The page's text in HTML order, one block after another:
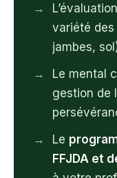
variété
jambes,
Le mental
gestion de
Le
FFJDA et